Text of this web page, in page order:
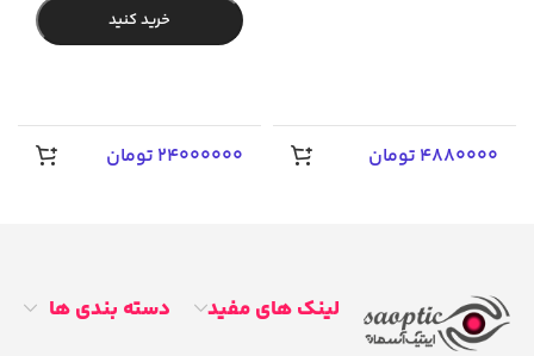
4880000 تومان
خرید کنید
24000000 تومان
لینک های مفید دسته بندی ها